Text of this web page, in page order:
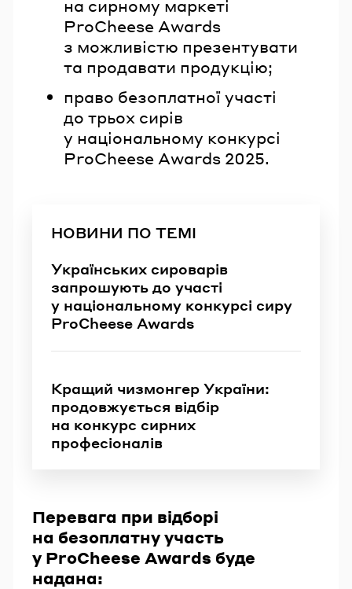
на cирному маркеті
ProCheese Awards
з можливістю презентувати
та продавати продукцію;
право безоплатної участі
до трьох сирів
у національному конкурсі
ProCheese Awards 2025.
НОВИНИ ПО ТЕМІ
Українських сироварів
запрошують до участі
у національному конкурсі сиру
ProCheese Awards
Кращий чизмонгер України:
продовжується відбір
на конкурс сирних
професіоналів
Перевага при відборі
на безоплатну участь
у ProCheese Awards буде
надана: